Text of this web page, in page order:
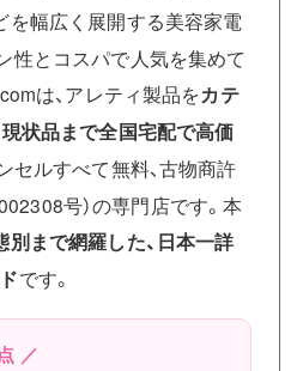
を幅広く展開する美容家電
性とコスパで人気を集めて
は、アレティ製品をカテ
現状品まで全国宅配で高価
セルすべて無料、古物商許
号）の専門店です。本
別まで網羅した、日本一詳
です。
／